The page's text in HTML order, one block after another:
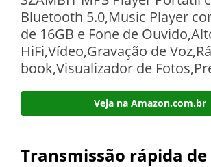
Bluetooth 5.0,Music Player
de 16GB e Fone de
HiFi,Vídeo,Gravação de
book,Visualizador de
Veja na Amazon.com.br
Transmissão rápida de